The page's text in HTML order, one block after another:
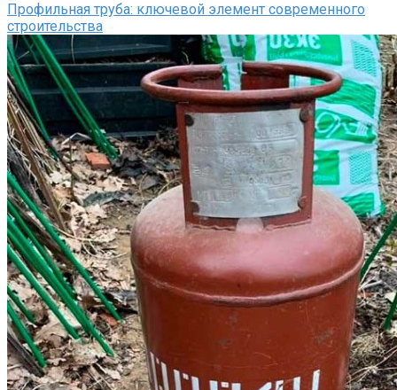
Профильная труба: ключевой элемент современного
строительства